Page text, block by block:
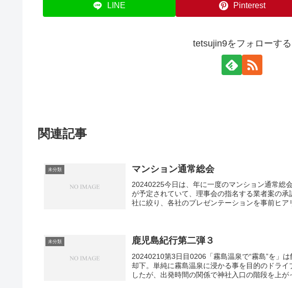
LINE Pinterest
tetsujin9をフォローする
関連記事
未分類 マンション通常総会
20240225今日は、年に一度のマンション通常総
が予定されていて、理事会の指名する業者案の
社に絞り、各社のプレゼンテーションを事前ヒア
未分類 鹿児島紀行第二弾３
20240210第3日目0206「霧島温泉で“霧島”を」
却下。単純に霧島温泉に浸かる事を目的のドラ
したが、出発時間の関係で神社入口の階段を上が